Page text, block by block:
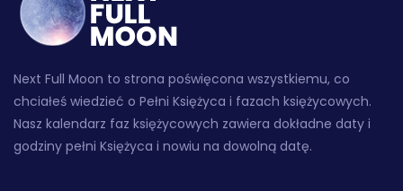
Next Full Moon to strona poświęcona wszystkiemu, co
chciałeś wiedzieć o Pełni Księżyca i fazach księżycowych.
Nasz kalendarz faz księżycowych zawiera dokładne daty i
godziny pełni Księżyca i nowiu na dowolną datę.